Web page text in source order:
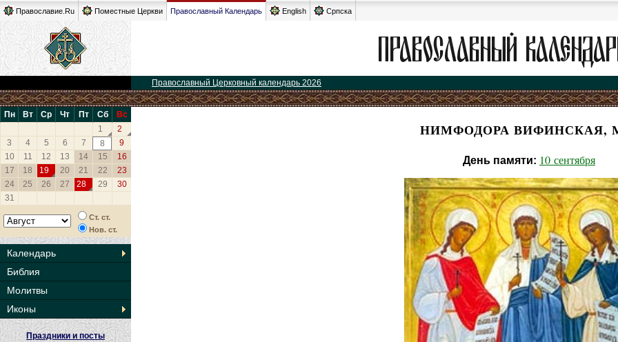
Православие.Ru Поместные Церкви Православный Календарь English Српска
Православный Церковный календарь 2026
Пн Вт Ср Чт Пт Сб
Вс
1
2
3
4 5 6 7 8
9
10
11 12 13 14 15
16
17
18 19 20 21 22
23
24
25 26 27 28 29
30
31
Ст. ст.
Нов. ст.
Календарь
Библия
Молитвы
Иконы
Праздники и посты
НИМФОДОРА ВИФИНСКАЯ,
День памяти: 10 сентября